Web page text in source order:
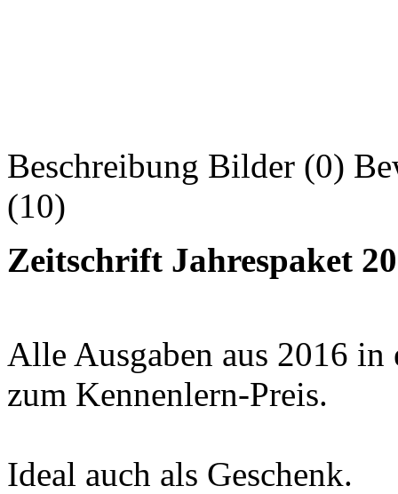
Beschreibung Bilder (0)
(10)
Zeitschrift Jahrespaket
Alle Ausgaben aus 2016
zum Kennenlern-Preis.
Ideal auch als Geschenk.